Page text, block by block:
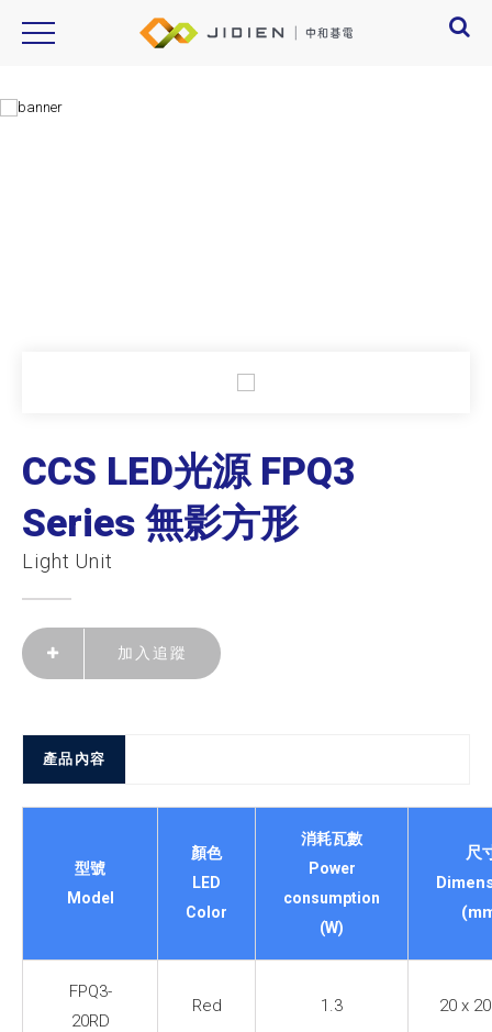
300-GL,CU-LNSP2-400-GL,CU-LNSP2-500-GL
CCS LED光源 FPQ3
Series 無影方形
Light Unit
加入追蹤
產品內容
型號
Model
顏色
LED
Color
消耗瓦數
Power
consumption
(W)
尺
FPQ3-
20RD
Red 1.3 20 x